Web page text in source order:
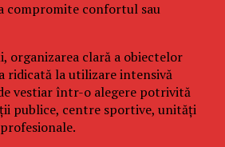
compromite confortul sau
organizarea clară a obiectelor
ridicată la utilizare intensivă
vestiar într-o alegere potrivită
publice, centre sportive, unități